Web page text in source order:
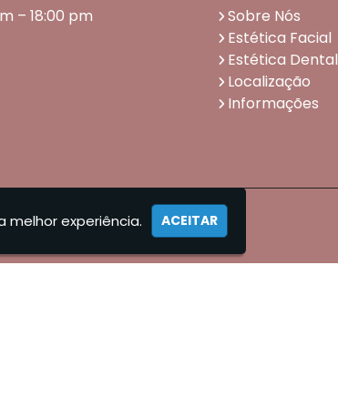
– 18:00 pm
Sobre Nós
Estética Facial
Estética Dental
Localização
Informações
melhor experiência. ACEITAR